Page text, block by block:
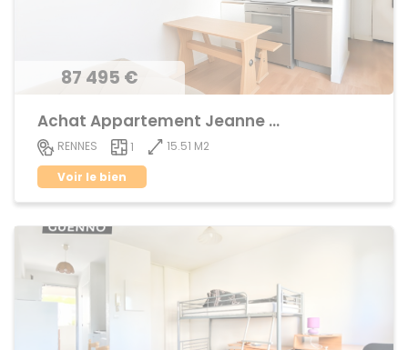
87 495 €
Achat Appartement Jeanne d'Arc
RENNES 1
15.51 M2
Voir le bien